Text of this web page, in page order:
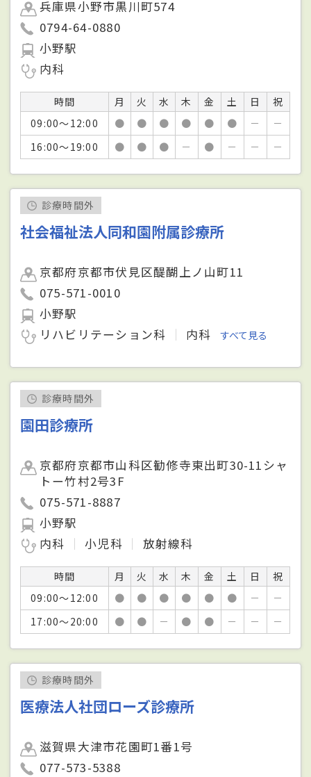
兵庫県小野市黒川町574
0794-64-0880
小野駅
内科
時間 月 火 水 木 金 土 日
祝
09:00～12:00
● ● ● ● ● ● －
－
16:00～19:00
● ● ● － ● － － －
診療時間外
社会福祉法人同和園附属診療所
京都府京都市伏見区醍醐上ノ山町11
075-571-0010
小野駅
リハビリテーション科
内科 すべて見る
診療時間外
園田診療所
京都府京都市山科区勧修寺東出町30-11シャ
トー竹村2号3F
075-571-8887
小野駅
内科
小児科 放射線科
時間 月 火 水 木 金 土 日
祝
09:00～12:00
● ● ● ● ● ● －
－
17:00～20:00
● ● － ● ● － － －
診療時間外
医療法人社団ローズ診療所
滋賀県大津市花園町1番1号
077-573-5388